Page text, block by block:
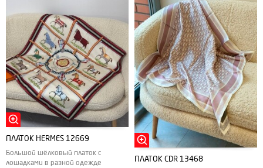
ПЛАТОК HERMES 12669
Большой шёлковый платок с
лошадками в разной одежде
ПЛАТОК CDR 13468